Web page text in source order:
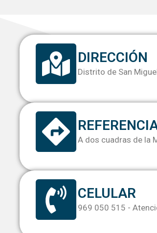
DIRECCIÓN
Distrito de San
A dos cuadras de la
CELULAR
969 050 515 -